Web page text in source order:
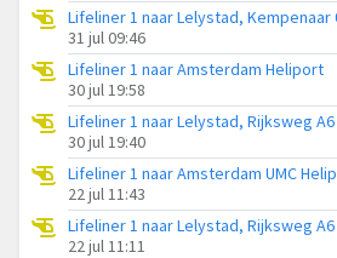
Lifeliner 1 naar Lelystad, Kempenaar
31 jul 09:46
Lifeliner 1 naar Amsterdam Heliport
30 jul 19:58
Lifeliner 1 naar Lelystad, Rijksweg A6
30 jul 19:40
Lifeliner 1 naar Amsterdam UMC
22 jul 11:43
Lifeliner 1 naar Lelystad, Rijksweg A6
22 jul 11:11